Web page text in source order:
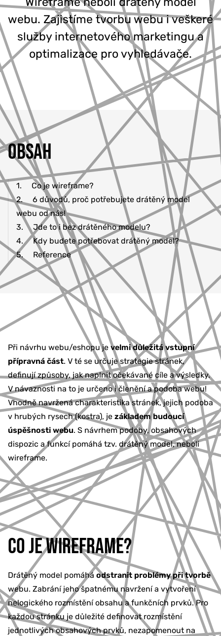
777 353 464
webu. Zajistíme tvorbu webu i veškeré
služby internetového marketingu a
optimalizace pro vyhledávače.
OBSAH
1.
Co je wireframe?
2.
6 důvodů, proč potřebujete drátěný model
webu od nás!
3.
Jde to i bez drátěného modelu?
4.
Kdy budete potřebovat drátěný model?
5.
Reference
Při návrhu webu/eshopu je velmi důležitá vstupní
přípravná část. V té se určuje strategie stránek,
definují způsoby, jak naplnit očekávané cíle a výsledky.
V návaznosti na to je určeno i členění a podoba webu!
Vhodně navržená charakteristika stránek, jejich podoba
v hrubých rysech (kostra), je základem budoucí
úspěšnosti webu. S návrhem podoby, obsahových
dispozic a funkcí pomáhá tzv. drátěný model, neboli
wireframe.
CO JE WIREFRAME?
Drátěný model pomáhá odstranit problémy při tvorbě
webu. Zabrání jeho špatnému navržení a vytvoření
nelogického rozmístění obsahu a funkčních prvků. Pro
každou stránku je důležité definovat rozmístění
jednotlivých obsahových prvků, nezapomenout na